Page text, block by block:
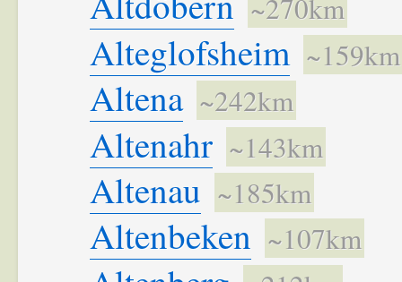
~270km
Alteglofsheim ~159km
Altena ~242km
Altenahr ~143km
Altenau ~185km
Altenbeken ~107km